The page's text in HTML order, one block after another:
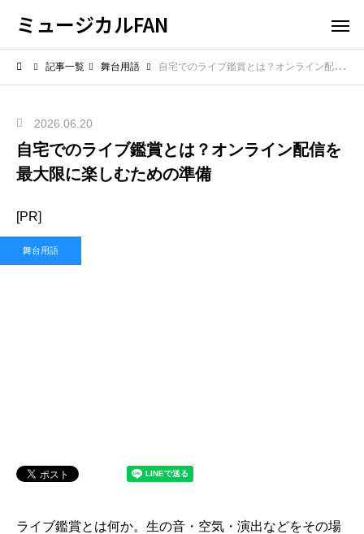
ミュージカルFAN
記事一覧 舞台用語 自宅でのライブ鑑賞とは？オンライン配信を最大限に楽しむための準備
2026.06.20
自宅でのライブ鑑賞とは？オンライン配信を
最大限に楽しむための準備
[PR]
舞台用語
ライブ鑑賞とは何か。生の音・空気・演出などをその場